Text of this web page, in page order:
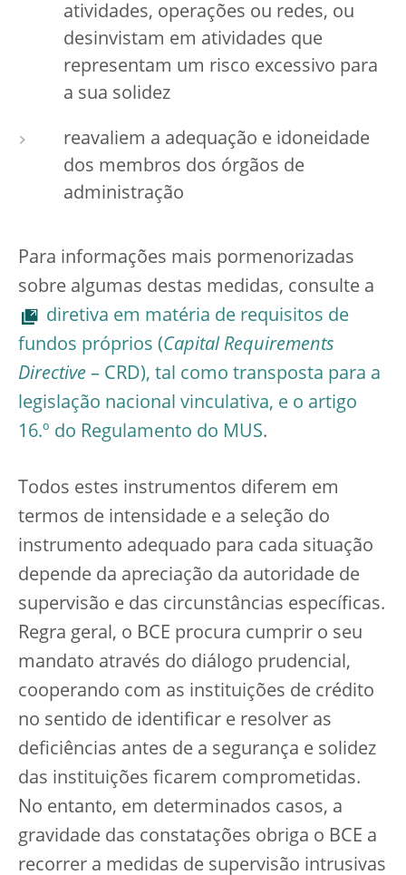
atividades, operações ou redes, ou
desinvistam em atividades que
representam um risco excessivo para
a sua solidez
reavaliem a adequação e idoneidade
dos membros dos órgãos de
administração
Para informações mais pormenorizadas
sobre algumas destas medidas, consulte a
diretiva em matéria de requisitos de
fundos próprios (Capital Requirements
Directive – CRD), tal como transposta para a
legislação nacional vinculativa, e o artigo
16.º do Regulamento do MUS.
Todos estes instrumentos diferem em
termos de intensidade e a seleção do
instrumento adequado para cada situação
depende da apreciação da autoridade de
supervisão e das circunstâncias específicas.
Regra geral, o BCE procura cumprir o seu
mandato através do diálogo prudencial,
cooperando com as instituições de crédito
no sentido de identificar e resolver as
deficiências antes de a segurança e solidez
das instituições ficarem comprometidas.
No entanto, em determinados casos, a
gravidade das constatações obriga o BCE a
recorrer a medidas de supervisão intrusivas